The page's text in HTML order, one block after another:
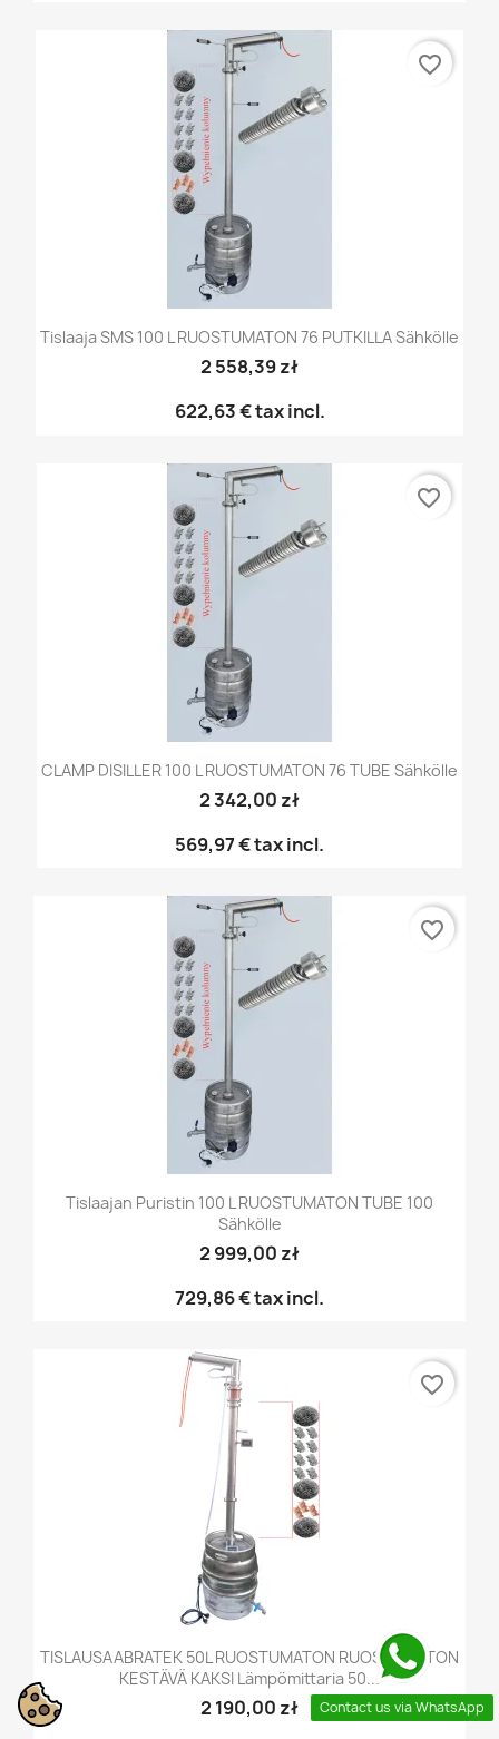
Tislaaja SMS 100 L RUOSTUMATON 76 PUTKILLA Sähkölle
2 558,39 zł
622,63 €tax incl.
favorite_border
CLAMP DISILLER 100 L RUOSTUMATON 76 TUBE Sähkölle
2 342,00 zł
569,97 €tax incl.
favorite_border
Tislaajan Puristin 100 L RUOSTUMATON TUBE 100
Sähkölle
2 999,00 zł
729,86 €tax incl.
favorite_border
TISLAUSAABRATEK 50L RUOSTUMATON RUOSTUMATON
KESTÄVÄ KAKSI Lämpömittaria 50...
2 190,00 zł
favorite_border
Contact us via WhatsApp